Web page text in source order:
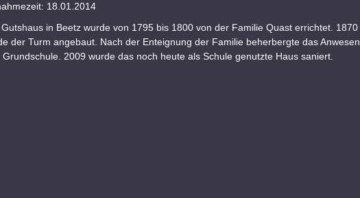
18.01.2014
Gutshaus in Beetz wurde von 1795 bis 1800 von der Familie Quast errichtet. 1870
der Turm angebaut. Nach der Enteignung der Familie beherbergte das Anwesen
Grundschule. 2009 wurde das noch heute als Schule genutzte Haus saniert.